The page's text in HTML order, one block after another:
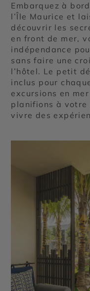
Embarquez à
l’Île Maurice et
découvrir les
en front de mer,
indépendance
sans faire une
l’hôtel. Le petit
inclus pour
excursions en
planifions à votre
vivre des